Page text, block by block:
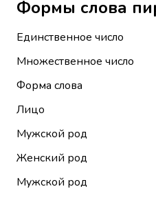
Единственное число
Множественное число
Форма слова
Лицо
Мужской род
Женский род
Мужской род